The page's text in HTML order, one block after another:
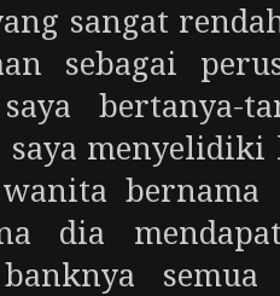
sangat
sebagai
bertanya-
saya
bernama
dia